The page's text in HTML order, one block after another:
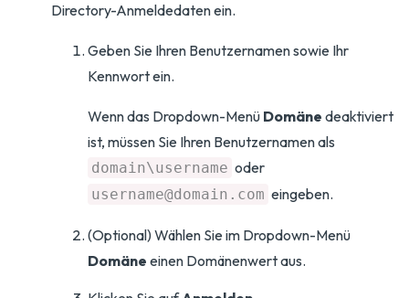
Directory-Anmeldedaten ein.
Geben Sie Ihren Benutzernamen sowie Ihr
Kennwort ein.
Wenn das Dropdown-Menü Domäne deaktiviert
ist, müssen Sie Ihren Benutzernamen als
domain\username oder
username@domain.com eingeben.
(Optional) Wählen Sie im Dropdown-Menü
Domäne einen Domänenwert aus.